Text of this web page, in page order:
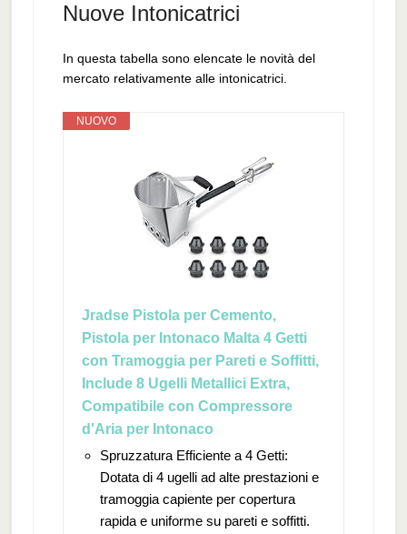
Nuove Intonicatrici
In questa tabella sono elencate le novità del
mercato relativamente alle intonicatrici.
NUOVO
Jradse Pistola per Cemento,
Pistola per Intonaco Malta 4 Getti
con Tramoggia per Pareti e Soffitti,
Include 8 Ugelli Metallici Extra,
Compatibile con Compressore
d'Aria per Intonaco
Spruzzatura Efficiente a 4 Getti:
Dotata di 4 ugelli ad alte prestazioni e
tramoggia capiente per copertura
rapida e uniforme su pareti e soffitti.